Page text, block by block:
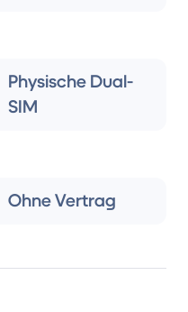
Physische Dual-
SIM
Ohne Vertrag